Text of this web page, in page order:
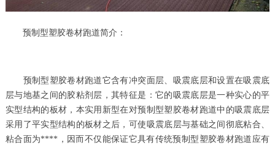
预制型塑胶卷材跑道简介：
预制型塑胶卷材跑道它含有冲突面层、吸震底层和设置在吸震底
层与地基之间的胶粘剂层，其特征是：它的吸震底层是一种实心的平
实型结构的板材，本实用新型在对预制型塑胶卷材跑道中的吸震底层
采用了平实型结构的板材之后，可使吸震底层与基础之间彻底粘合、
粘合面为****，因而不仅能保证它具有传统预制型塑胶卷材跑道应有